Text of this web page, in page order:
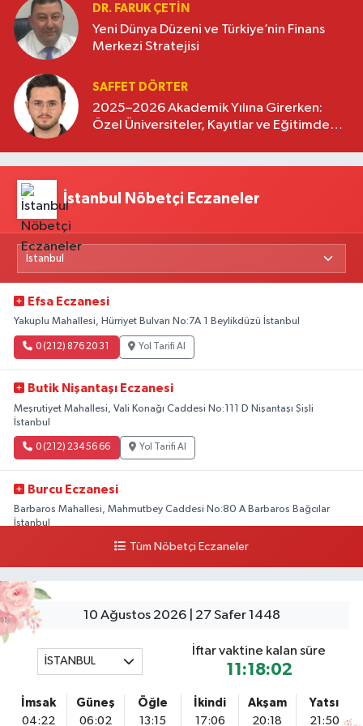
DR. FARUK ÇETİN
Yeni Dünya Düzeni ve Türkiye’nin Finans
Merkezi Stratejisi
SAFFET DÖRTER
2025–2026 Akademik Yılına Girerken:
Özel Üniversiteler, Kayıtlar ve Eğitimde
İstanbul Nöbetçi Eczaneler
Efsa Eczanesi
Yakuplu Mahallesi, Hürriyet Bulvarı No:7A 1 Beylikdüzü İstanbul
0 (212) 876 20 31 Yol Tarifi Al
Butik Nişantaşı Eczanesi
Meşrutiyet Mahallesi, Vali Konağı Caddesi No:111 D Nişantaşı Şişli
İstanbul
0 (212) 234 56 66 Yol Tarifi Al
Burcu Eczanesi
Barbaros Mahallesi, Mahmutbey Caddesi No:80 A Barbaros Bağcılar
İstanbul
Yol Tarifi Al
Tuna Tillo Eczanesi
Akşemsettin Mahallesi, Akdeniz Caddesi No:12 A Fatih İstanbul
Tersane İstanbul Eczanesi
Camiikebir Mahallesi Taşkızak Tersanesi Caddesi 6 6B Tersane İstanbul
içerisi ama yol üzerinde
Tüm Nöbetçi Eczaneler
10 Ağustos 2026 | 27 Safer 1448
İSTANBUL
İftar vaktine kalan süre
11:18:01
İmsak
04:22
Güneş
06:02
Öğle
13:15
İkindi
17:06
Akşam
20:18
Yatsı
21:50